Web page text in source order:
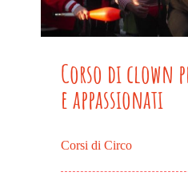
Corso di clown
e appassionati
Corsi di Circo